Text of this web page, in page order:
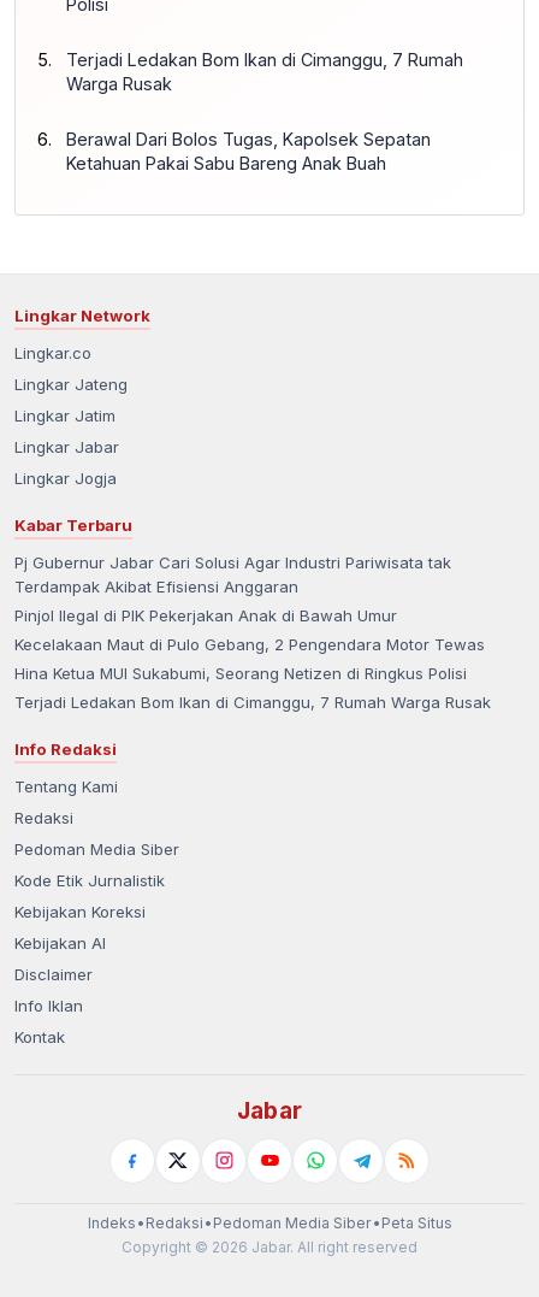
Terjadi Ledakan Bom Ikan di Cimanggu, 7 Rumah
Warga Rusak
Berawal Dari Bolos Tugas, Kapolsek Sepatan
Ketahuan Pakai Sabu Bareng Anak Buah
Lingkar Network
Lingkar.co
Lingkar Jateng
Lingkar Jatim
Lingkar Jabar
Lingkar Jogja
Kabar Terbaru
Pj Gubernur Jabar Cari Solusi Agar Industri Pariwisata tak
Terdampak Akibat Efisiensi Anggaran
Pinjol Ilegal di PIK Pekerjakan Anak di Bawah Umur
Kecelakaan Maut di Pulo Gebang, 2 Pengendara Motor Tewas
Hina Ketua MUI Sukabumi, Seorang Netizen di Ringkus Polisi
Terjadi Ledakan Bom Ikan di Cimanggu, 7 Rumah Warga Rusak
Info Redaksi
Tentang Kami
Redaksi
Pedoman Media Siber
Kode Etik Jurnalistik
Kebijakan Koreksi
Kebijakan AI
Disclaimer
Info Iklan
Kontak
Jabar
Indeks • Redaksi • Pedoman Media Siber• Peta Situs
Copyright © 2026 Jabar. All right reserved